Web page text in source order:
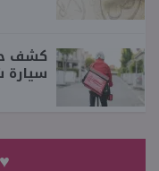
كشف
سيارة